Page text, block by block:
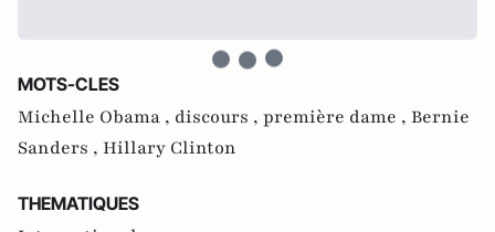
MOTS-CLES
Michelle Obama , discours , première dame , Bernie
Sanders , Hillary Clinton
THEMATIQUES